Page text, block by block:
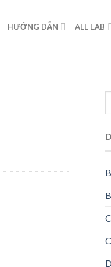
HƯỚNG DẪN ALL LAB